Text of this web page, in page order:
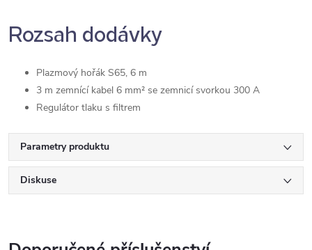
Rozsah dodávky
Plazmový hořák S65, 6 m
3 m zemnící kabel 6 mm² se zemnicí svorkou 300 A
Regulátor tlaku s filtrem
Parametry produktu
Diskuse